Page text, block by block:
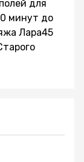
для
минут до
Лара45